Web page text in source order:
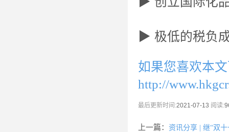
▶ 极低的税负
如果您喜欢本
http://
最后更新时间:2021-07-13 阅读:
上一篇： 资讯分享 | 继“双